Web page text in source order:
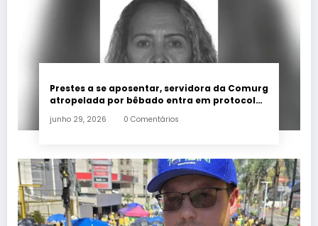
Prestes a se aposentar, servidora da Comurg
atropelada por bêbado entra em protocolo
junho 29, 2026 0 Comentários